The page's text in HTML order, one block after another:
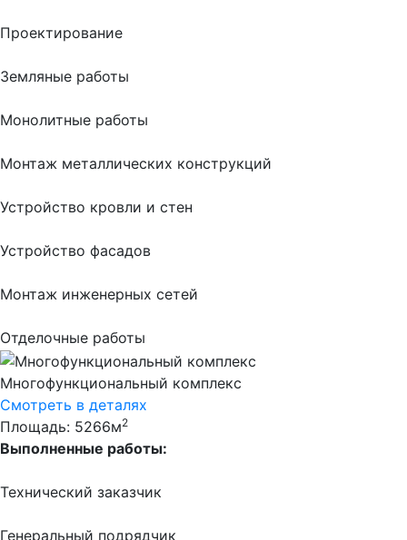
Проектирование
Земляные работы
Монолитные работы
Монтаж металлических конструкций
Устройство кровли и стен
Устройство фасадов
Монтаж инженерных сетей
Отделочные работы
Многофункциональный комплекс
Смотреть в деталях
Площадь: 5266м2
Выполненные работы:
Технический заказчик
Генеральный подрядчик